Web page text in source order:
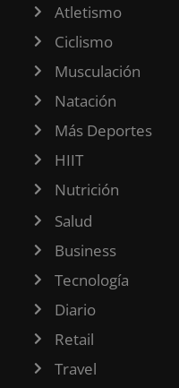
Atletismo
Ciclismo
Musculación
Natación
Más Deportes
HIIT
Nutrición
Salud
Business
Tecnología
Diario
Retail
Travel